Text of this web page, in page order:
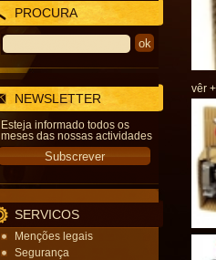
PROCURA
NEWSLETTER
Esteja informado todos os
meses das nossas actividades
SERVICOS
Menções legais
Segurança
vêr